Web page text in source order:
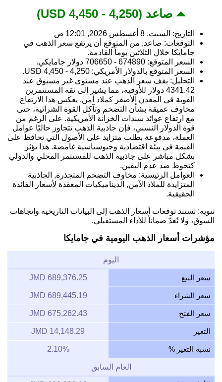
صاعد (4,250 - 4,450 USD)
التاريخ: السبت, 8 أغسطس 2026, 12:01 ص
التوقعات: صاعد, من المتوقع أن يرتفع سعر الذهب في
جامايكا خلال الثلاثين يوماً القادمة.
السعر المتوقع: 674890 - 706650 دولار جامايكي.
السعر المتوقع بالدولار الأمريكي: 4,250 - 4,450 USD.
التحليل: يقف سعر الذهب عند مستوى غير مسبوق عند
4341.42 دولار للأوقية، مما يشير إلى ثقة المستثمرين
القوية في المعدن الأصفر كملاذ آمن. يعكس هذا الارتفاع
مخاوف عميقة بشأن التضخم وتآكل القوة الشرائية، حتى
مع ارتفاع عوائد سندات الخزانة الأمريكية. على الرغم من
قوة الدولار النسبي، فإن جاذبية الذهب تتجاوز حاليًا عوامل
العملة، مدفوعة بطلب متزايد على الأصول التي تحافظ على
القيمة في بيئة اقتصادية وجيوسياسية غامضة. هذا يؤثر
بشكل مباشر على جاذبية الذهب للمستثمر المحلي والدولي
كتحوط ضد عدم اليقين.
العوامل الرئيسية: مخاوف التضخم المتجذرة, الجاذبية
المتزايدة للملاذ الآمن, الديناميكيات المعقدة لأسعار الفائدة
الحقيقية.
تنويه: تستند توقعات أسعار الذهب إلى البيانات التاريخية واتجاهات
السوق، ولا تُعدّ ضماناً للأداء المستقبلي.
مؤشرات أسعار الذهب اليومية في جامايكا
اليوم
سعر البيع 689,376.25 JMD
سعر الشراء 689,445.19 JMD
سعر الفتح 675,262.43 JMD
التغير 14,148.29 JMD
نسبة التغير % 2.10%
العام السابق